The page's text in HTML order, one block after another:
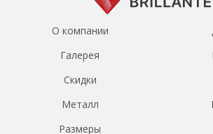
О компании
Галерея
Скидки
Металл
Размеры